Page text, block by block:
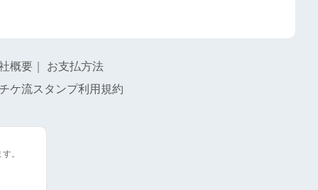
概要
お支払方法
ケ流スタンプ利用規約
。